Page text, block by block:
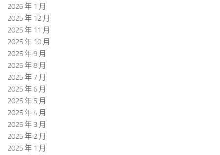
2026 年 1 月
2025 年 12 月
2025 年 11 月
2025 年 10 月
2025 年 9 月
2025 年 8 月
2025 年 7 月
2025 年 6 月
2025 年 5 月
2025 年 4 月
2025 年 3 月
2025 年 2 月
2025 年 1 月